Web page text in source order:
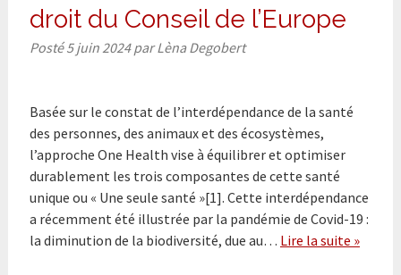
droit du Conseil de l’Europe
Posté5 juin 2024 par Lèna Degobert
Basée sur le constat de l’interdépendance de la santé
des personnes, des animaux et des écosystèmes,
l’approche One Health vise à équilibrer et optimiser
durablement les trois composantes de cette santé
unique ou « Une seule santé »[1]. Cette interdépendance
a récemment été illustrée par la pandémie de Covid-19 :
la diminution de la biodiversité, due au… Lire la suite »